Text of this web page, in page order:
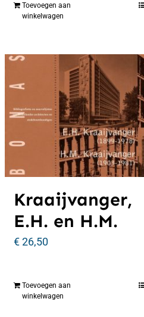
Toevoegen aan
winkelwagen
Kraaijvanger,
E.H. en H.M.
€26,50
Toevoegen aan
winkelwagen